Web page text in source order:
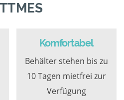
Komfortabel
Behälter stehen bis zu
10 Tagen mietfrei zur
Verfügung